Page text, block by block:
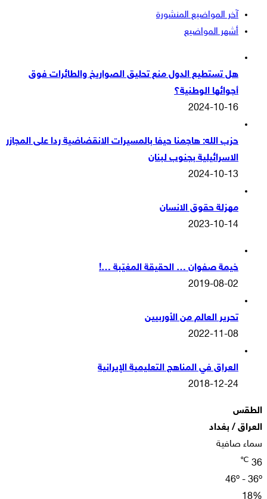
آخر المواضيع المنشورة
أشهر المواضيع
هل تستطيع الدول منع تحليق الصواريخ والطائرات فوق
أجوائها الوطنية؟
2024-10-16
حزب الله: هاجمنا حيفا بالمسيرات الانقضاضية ردا على المجازر
الاسرائيلية بجنوب لبنان
2024-10-13
مهزلة حقوق الانسان
2023-10-14
خيمة صفوان … الحقيقة المغيّبة …!
2019-08-02
تحرير العالم من الأوربيين
2022-11-08
العراق في المناهج التعليمية الإيرانية
2018-12-24
الطقس
العراق / بغداد
سماء صافية
36
℃
46º - 36º